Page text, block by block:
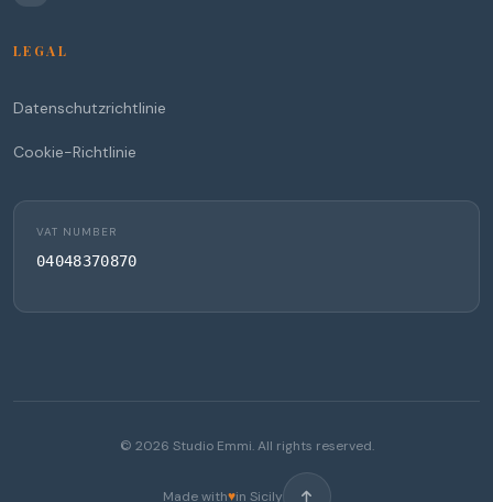
LEGAL
Datenschutzrichtlinie
Cookie-Richtlinie
VAT NUMBER
04048370870
© 2026 Studio Emmi. All rights reserved.
Made with♥in Sicily